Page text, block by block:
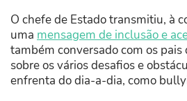
O chefe de Estado transmitiu, à
uma mensagem de inclusão e
também conversado com os
sobre os vários desafios e
enfrenta do dia-a-dia, como